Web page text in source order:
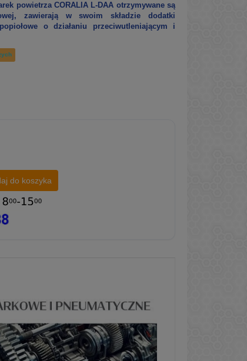
powietrza CORALIA L-DAA otrzymywane są
zawierają w swoim składzie dodatki
o działaniu przeciwutleniającym i
do koszyka